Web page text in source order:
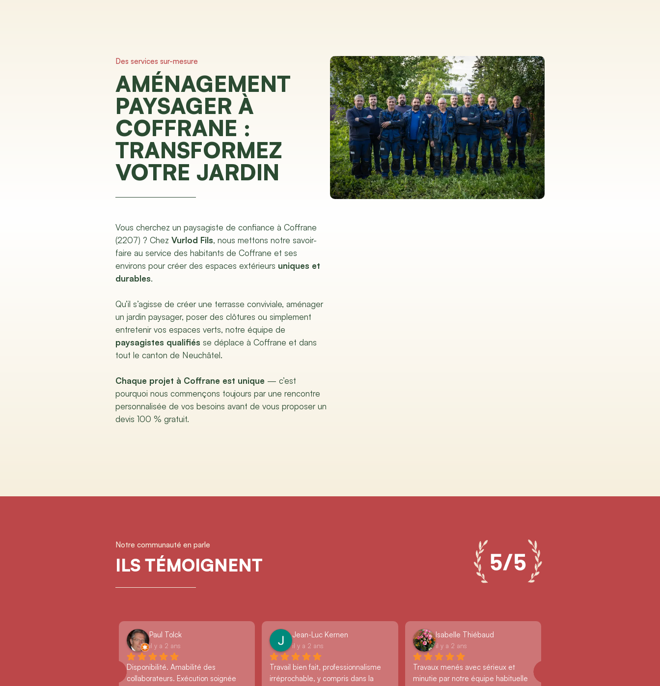
Des services sur-mesure
AMÉNAGEMENT
PAYSAGER À
COFFRANE :
TRANSFORMEZ
VOTRE JARDIN
Vous cherchez un paysagiste de confiance à Coffrane
(2207) ? ChezVurlod Fils, nous mettons notre savoir-
faire au service des habitants de Coffrane et ses
environs pour créer des espaces extérieurs uniques et
durables.
Qu’il s’agisse de créer une terrasse conviviale, aménager
un jardin paysager, poser des clôtures ou simplement
entretenir vos espaces verts, notre équipe de
paysagistes qualifiés se déplace à Coffrane et dans
tout le canton de Neuchâtel.
Chaque projet à Coffrane est unique — c’est
pourquoi nous commençons toujours par une rencontre
personnalisée de vos besoins avant de vous proposer un
devis 100 % gratuit.
Notre communauté en parle
ILS TÉMOIGNENT
Paul Tolck
il y a 2 ans
Disponibilité. Amabilité des
collaborateurs. Exécution soignée
Jean-Luc Kernen
il y a 2 ans
Travail bien fait, professionnalisme
irréprochable, y compris dans la
Isabelle Thiébaud
il y a 2 ans
Travaux menés avec sérieux et
minutie par notre équipe habituelle